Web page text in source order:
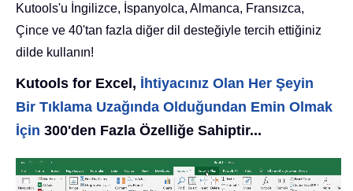
Kutools'u İngilizce, İspanyolca, Almanca, Fransızca,
Çince ve 40'tan fazla diğer dil desteğiyle tercih ettiğiniz
dilde kullanın!
Kutools for Excel, İhtiyacınız Olan Her Şeyin
Bir Tıklama Uzağında Olduğundan Emin Olmak
İçin 300'den Fazla Özelliğe Sahiptir...